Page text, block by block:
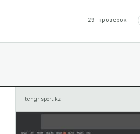
29 проверок
tengrisport.kz